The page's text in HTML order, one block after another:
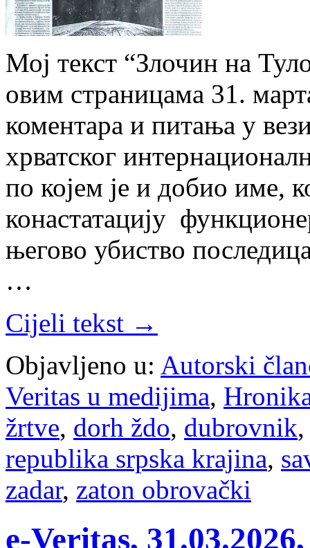
Мој текст “Злочин на
овим страницама 31.
коментара и питања у
хрватског
по којем је и добио име,
конастатацију
његово убиство
…
Cijeli tekst →
Objavljeno u: Autorski
Veritas u medijima,
žrtve, dorh ždo, dubrovnik
republika srpska krajina,
zadar, zaton obrovački
e-Veritas,